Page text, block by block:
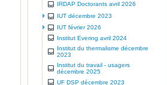
IRDAP Doctorants avril 2026
IUT décembre 2023
IUT février 2026
Institut Evering avril 2024
Institut du thermalisme décembre
2023
Institut du travail - usagers
décembre 2025
UF DSP décembre 2023